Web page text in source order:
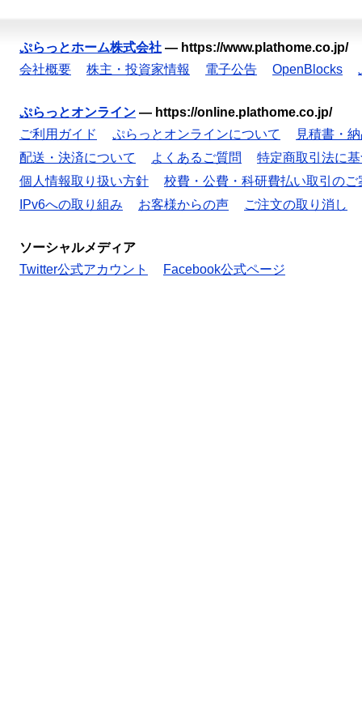
ぷらっとホーム株式会社 — https://www.plathome.co.jp/
会社概要
株主・投資家情報 電子公告 OpenBlocks
ぷらっとオンライン — https://online.plathome.co.jp/
ご利用ガイド
ぷらっとオンラインについて
見積書・
配送・決済について
よくあるご質問
特定商取引法に
個人情報取り扱い方針
校費・公費・科研費払い取引のご
IPv6への取り組み
お客様からの声 ご注文の取り消し
ソーシャルメディア
Twitter公式アカウント
Facebook公式ページ